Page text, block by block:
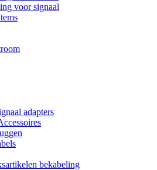
voor signaal
adapters
bekabeling